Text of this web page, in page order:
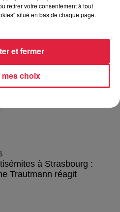
à Strasbourg :
Trautmann réagit
retirer votre consentement à tout
situé en bas de chaque page.
mes choix
et fermer